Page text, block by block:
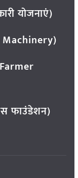
योजनाएं)
Machinery)
फाउंडेशन)